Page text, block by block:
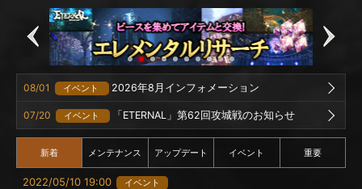
08/01 イベント 2026年8月インフォメーション
07/20 イベント 「ETERNAL」第62回攻城戦のお知らせ
新着 メンテナンス アップデート イベント 重要
2022/05/10 19:00 イベント